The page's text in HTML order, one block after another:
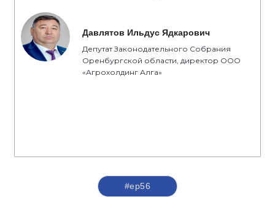
Давлятов Ильдус Ядкарович
Депутат Законодательного Собрания
Оренбургской области, директор ООО
«Агрохолдинг Алга»
#ер56